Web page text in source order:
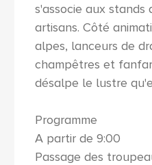
s'associe aux stands
artisans. Côté
alpes, lanceurs de
champêtres et
désalpe le lustre
Programme
A partir de 9:00
Passage des